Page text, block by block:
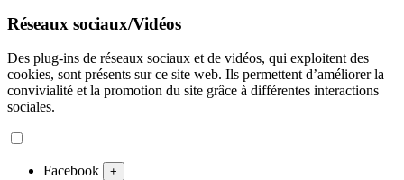
Réseaux sociaux/Vidéos
Des plug-ins de réseaux sociaux et de vidéos, qui exploitent des
cookies, sont présents sur ce site web. Ils permettent d’améliorer la
convivialité et la promotion du site grâce à différentes interactions
sociales.
Facebook +